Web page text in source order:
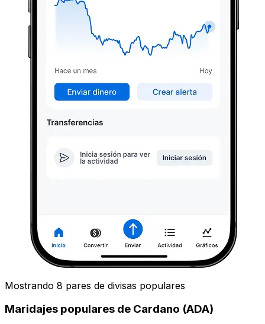
Mostrando 8 pares de divisas populares
Maridajes populares de Cardano (ADA)